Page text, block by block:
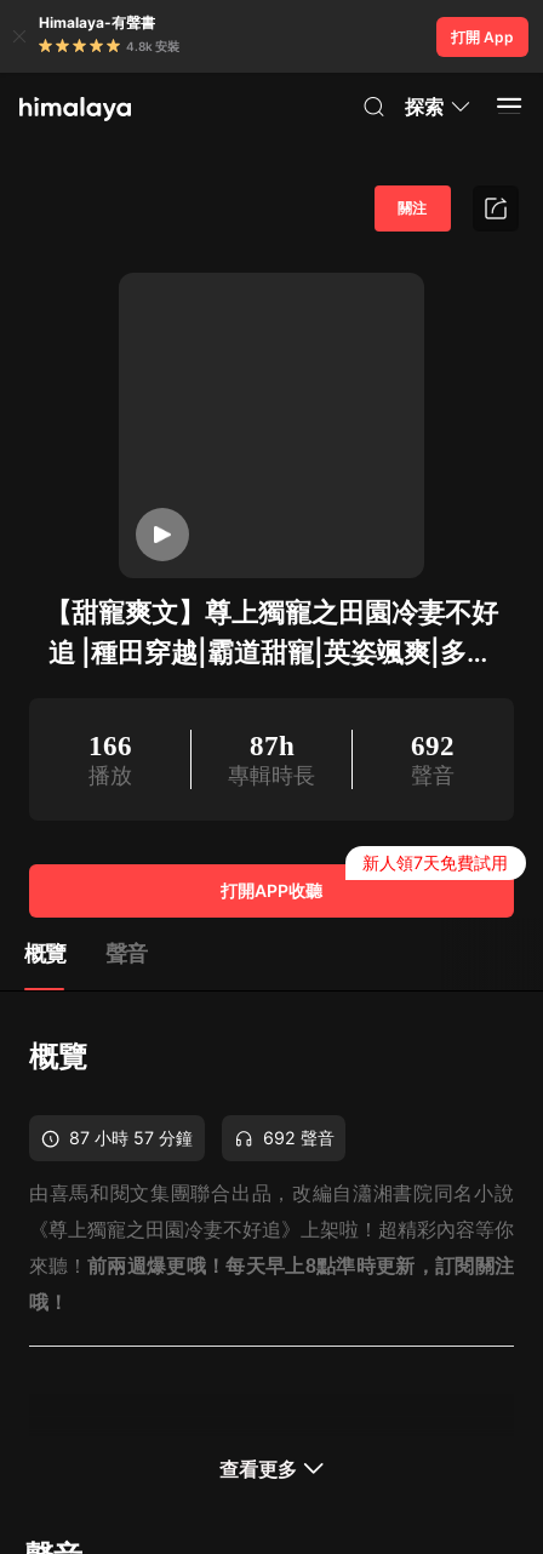
Himalaya-有聲書
4.8k 安裝
打開 App
探索
【甜寵爽文】尊上獨寵之田園冷妻不好
追 |種田穿越|霸道甜寵|英姿颯爽|多播
關注
166
播放
87h
專輯時長
692
聲音
打開APP收聽
新人領7天免費試用
概覽 聲音
概覽
87 小時 57 分鐘 692 聲音
由喜馬和閱文集團聯合出品，改編自瀟湘書院同名小說
《尊上獨寵之田園冷妻不好追》上架啦！超精彩內容等你
來聽！ 前兩週爆更哦！每天早上8點準時更新，訂閱關注
哦！
查看更多